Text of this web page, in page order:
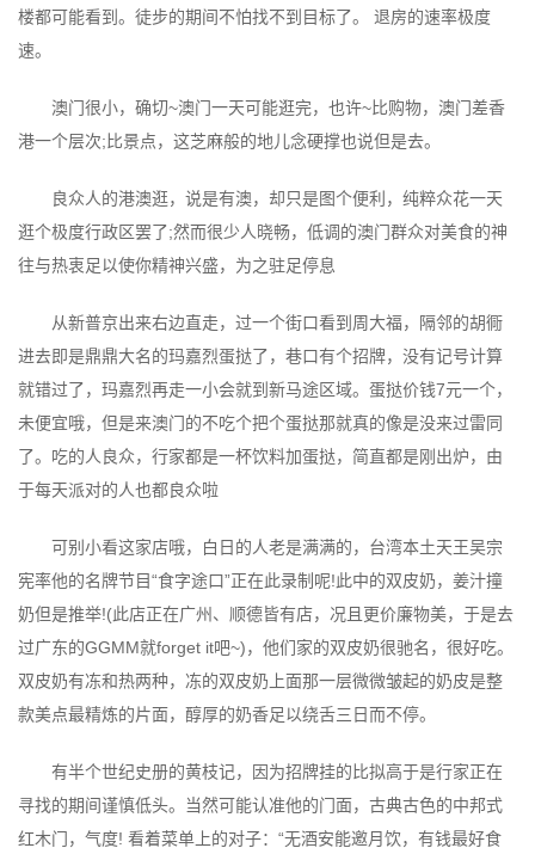
楼都可能看到。徒步的期间不怕找不到目标了。 退房的速率极度
速。
澳门很小，确切~澳门一天可能逛完，也许~比购物，澳门差香
港一个层次;比景点，这芝麻般的地儿念硬撑也说但是去。
良众人的港澳逛，说是有澳，却只是图个便利，纯粹众花一天
逛个极度行政区罢了;然而很少人晓畅，低调的澳门群众对美食的神
往与热衷足以使你精神兴盛，为之驻足停息
从新普京出来右边直走，过一个街口看到周大福，隔邻的胡衕
进去即是鼎鼎大名的玛嘉烈蛋挞了，巷口有个招牌，没有记号计算
就错过了，玛嘉烈再走一小会就到新马途区域。蛋挞价钱7元一个，
未便宜哦，但是来澳门的不吃个把个蛋挞那就真的像是没来过雷同
了。吃的人良众，行家都是一杯饮料加蛋挞，简直都是刚出炉，由
于每天派对的人也都良众啦
可别小看这家店哦，白日的人老是满满的，台湾本土天王吴宗
宪率他的名牌节目“食字途口”正在此录制呢!此中的双皮奶，姜汁撞
奶但是推举!(此店正在广州、顺德皆有店，况且更价廉物美，于是去
过广东的GGMM就forget it吧~)，他们家的双皮奶很驰名，很好吃。
双皮奶有冻和热两种，冻的双皮奶上面那一层微微皱起的奶皮是整
款美点最精炼的片面，醇厚的奶香足以绕舌三日而不停。
有半个世纪史册的黄枝记，因为招牌挂的比拟高于是行家正在
寻找的期间谨慎低头。当然可能认准他的门面，古典古色的中邦式
红木门，气度! 看着菜单上的对子：“无酒安能邀月饮，有钱最好食